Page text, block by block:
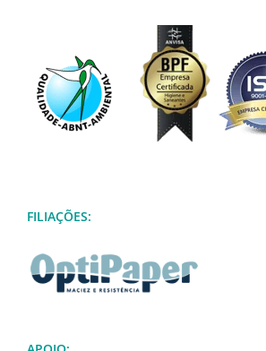
FILIAÇÕES: